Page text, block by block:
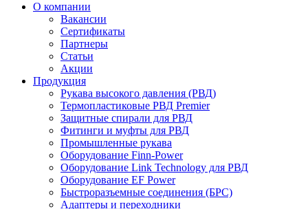
О компании
Вакансии
Сертификаты
Партнеры
Статьи
Акции
Продукция
Рукава высокого давления (РВД)
Термопластиковые РВД Premier
Защитные спирали для РВД
Фитинги и муфты для РВД
Промышленные рукава
Оборудование Finn-Power
Оборудование Link Technology для РВД
Оборудование EF Power
Быстроразъемные соединения (БРС)
Адаптеры и переходники